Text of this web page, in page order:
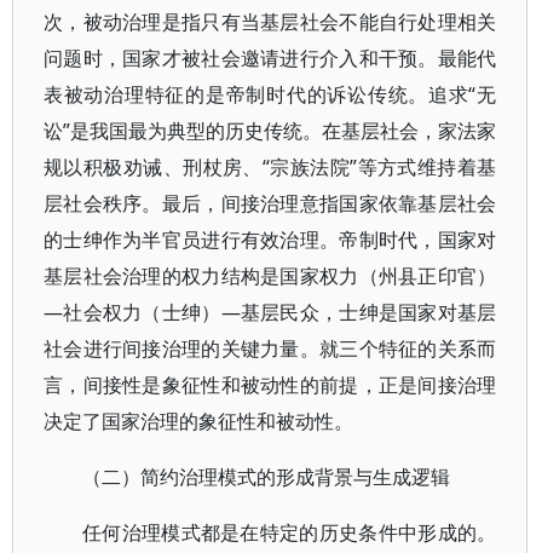
次，被动治理是指只有当基层社会不能自行处理相关
问题时，国家才被社会邀请进行介入和干预。最能代
表被动治理特征的是帝制时代的诉讼传统。追求“无
讼”是我国最为典型的历史传统。在基层社会，家法家
规以积极劝诫、刑杖房、“宗族法院”等方式维持着基
层社会秩序。最后，间接治理意指国家依靠基层社会
的士绅作为半官员进行有效治理。帝制时代，国家对
基层社会治理的权力结构是国家权力（州县正印官）
—社会权力（士绅）—基层民众，士绅是国家对基层
社会进行间接治理的关键力量。就三个特征的关系而
言，间接性是象征性和被动性的前提，正是间接治理
决定了国家治理的象征性和被动性。
（二）简约治理模式的形成背景与生成逻辑
任何治理模式都是在特定的历史条件中形成的。